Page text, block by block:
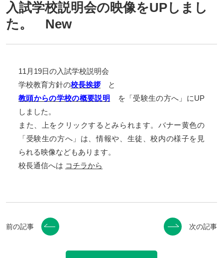
入試学校説明会の映像をUPしまし
た。 New
11月19日の入試学校説明会
学校教育方針の校長挨拶と
教頭からの学校の概要説明
を「受験生の方へ」にUP
しました。
また、上をクリックするとみられます。バナー黄色の
「受験生の方へ」は、情報や、生徒、校内の様子を見
られる映像などもあります。
校長通信へは コチラから
前の記事 次の記事